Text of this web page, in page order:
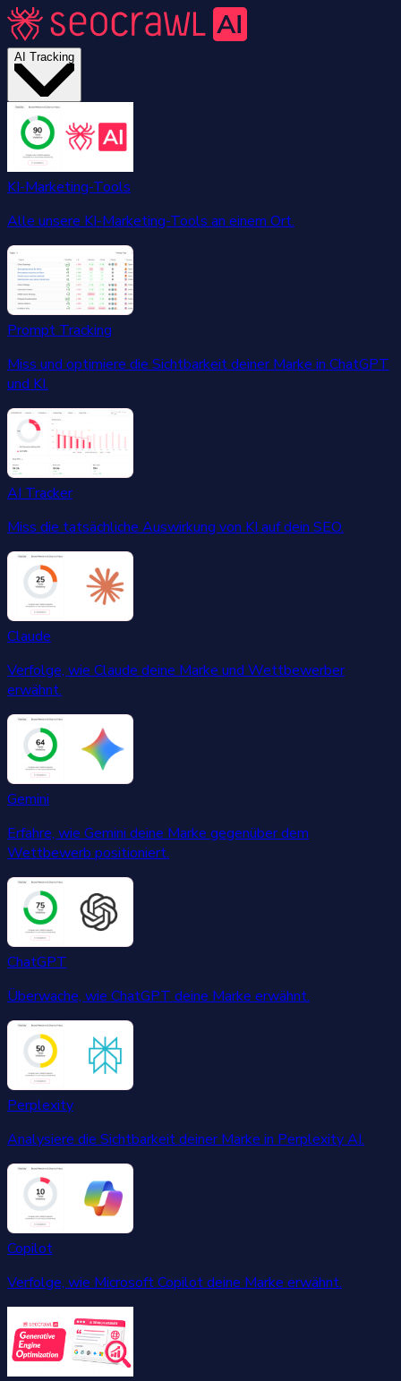
AI Tracking
KI-Marketing-Tools
Alle unsere KI-Marketing-Tools an einem Ort.
Prompt Tracking
Miss und optimiere die Sichtbarkeit deiner Marke in ChatGPT
und KI.
AI Tracker
Miss die tatsächliche Auswirkung von KI auf dein SEO.
Claude
Verfolge, wie Claude deine Marke und Wettbewerber
erwähnt.
Gemini
Erfahre, wie Gemini deine Marke gegenüber dem
Wettbewerb positioniert.
ChatGPT
Überwache, wie ChatGPT deine Marke erwähnt.
Perplexity
Analysiere die Sichtbarkeit deiner Marke in Perplexity AI.
Copilot
Verfolge, wie Microsoft Copilot deine Marke erwähnt.